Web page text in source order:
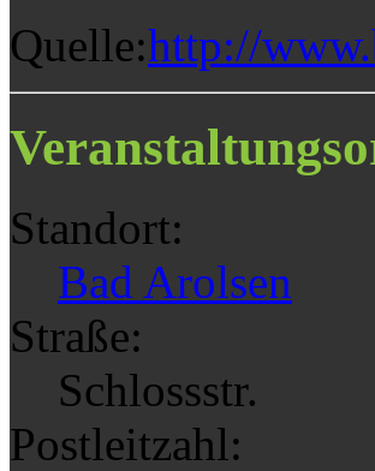
Quelle:http://
Standort:
Bad Arolsen
Straße:
Schlossstr.
Postleitzahl: